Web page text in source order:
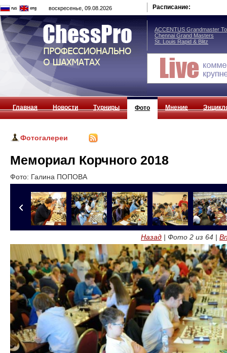
воскресенье, 09.08.2026 Расписание:
ACCENTUS Grandmaster
Chennai Grand Masters
St. Louis Rapid & Blitz
Главная Новости Турниры Фото Мнение
Фотогалереи
Мемориал Корчного 2018
Фото: Галина ПОПОВА
Назад | Фото 2 из 64 |